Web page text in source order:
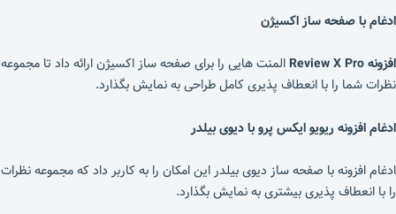
ادغام با صفحه ساز اکسیژن
افزونه Review X Pro
المنت هایی را برای صفحه ساز اکسیژن ارائه داد تا مجموعه
نظرات شما را با انعطاف پذیری کامل طراحی به نمایش بگذارد.
ادغام افزونه ریویو ایکس پرو با دیوی بیلدر
ادغام افزونه با صفحه ساز دیوی بیلدر این امکان را به کاربر داد که مجموعه نظرات
را با انعطاف پذیری بیشتری به نمایش بگذارد.